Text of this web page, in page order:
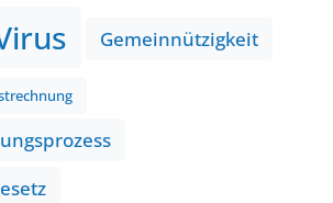
Gemeinnützigkeit